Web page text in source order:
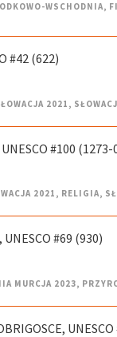
WSCHODNIA,
#42 (622)
2021 ,
#100 (1273-
2021 , RELIGIA,
UNESCO #69 (930)
MURCJA 2023,